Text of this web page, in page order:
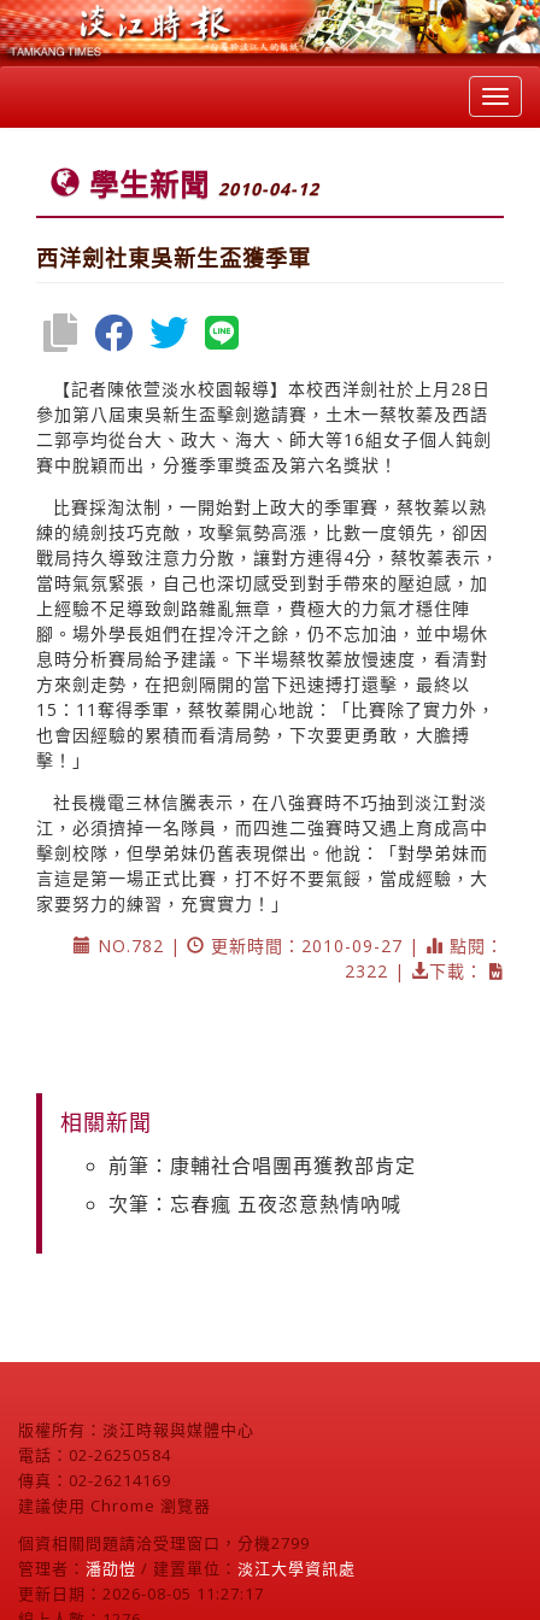
學生新聞 2010-04-12
西洋劍社東吳新生盃獲季軍
【記者陳依萱淡水校園報導】本校西洋劍社於上月28日
參加第八屆東吳新生盃擊劍邀請賽，土木一蔡牧蓁及西語
二郭亭均從台大、政大、海大、師大等16組女子個人鈍劍
賽中脫穎而出，分獲季軍獎盃及第六名獎狀！
比賽採淘汰制，一開始對上政大的季軍賽，蔡牧蓁以熟
練的繞劍技巧克敵，攻擊氣勢高漲，比數一度領先，卻因
戰局持久導致注意力分散，讓對方連得4分，蔡牧蓁表示，
當時氣氛緊張，自己也深切感受到對手帶來的壓迫感，加
上經驗不足導致劍路雜亂無章，費極大的力氣才穩住陣
腳。場外學長姐們在捏冷汗之餘，仍不忘加油，並中場休
息時分析賽局給予建議。下半場蔡牧蓁放慢速度，看清對
方來劍走勢，在把劍隔開的當下迅速搏打還擊，最終以
15：11奪得季軍，蔡牧蓁開心地說：「比賽除了實力外，
也會因經驗的累積而看清局勢，下次要更勇敢，大膽搏
擊！」
社長機電三林信騰表示，在八強賽時不巧抽到淡江對淡
江，必須擠掉一名隊員，而四進二強賽時又遇上育成高中
擊劍校隊，但學弟妹仍舊表現傑出。他說：「對學弟妹而
言這是第一場正式比賽，打不好不要氣餒，當成經驗，大
家要努力的練習，充實實力！」
NO.782 |
更新時間：2010-09-27 |
點閱：
2322 |
下載：
相關新聞
前筆：康輔社合唱團再獲教部肯定
次筆：忘春瘋 五夜恣意熱情吶喊
版權所有：淡江時報與媒體中心
電話：02-26250584
傳真：02-26214169
建議使用 Chrome 瀏覽器
個資相關問題請洽受理窗口，分機2799
管理者： 潘劭愷 / 建置單位： 淡江大學資訊處
更新日期：2026-08-05 11:27:17